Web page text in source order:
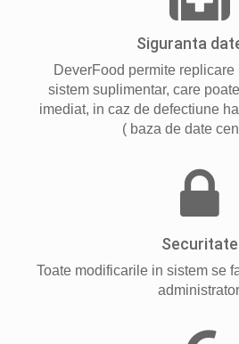
Siguranta
DeverFood permite replicare
sistem suplimentar, care
imediat, in caz de defectiune
( baza de date
Securitate
Toate modificarile in sistem se